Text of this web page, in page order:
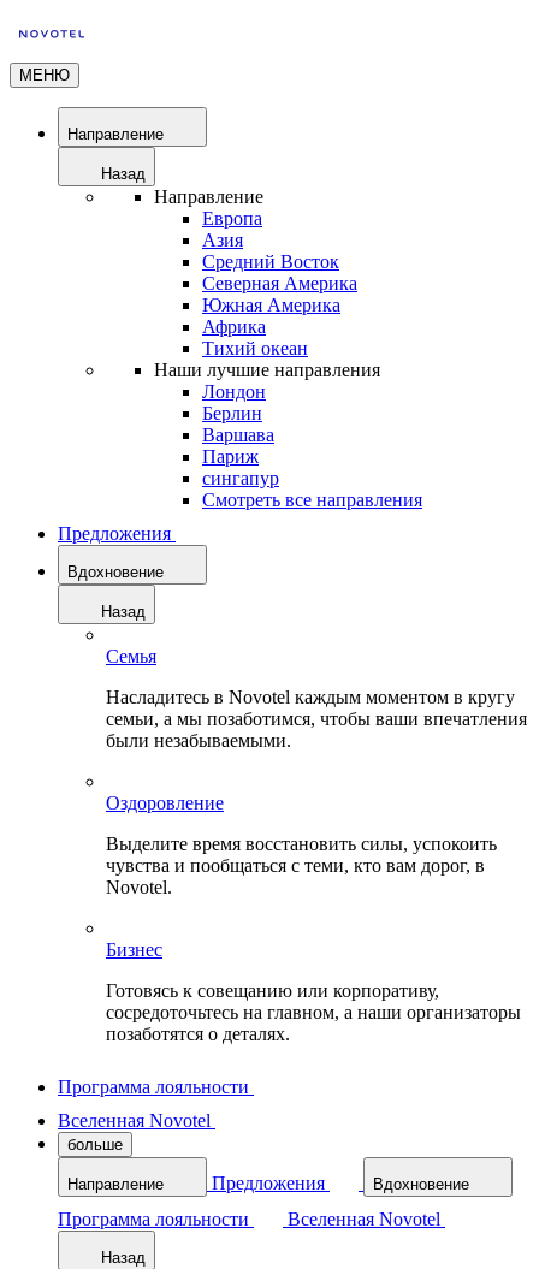
МЕНЮ
Направление
Назад
Направление
Европа
Азия
Средний Восток
Северная Америка
Южная Америка
Африка
Тихий океан
Наши лучшие направления
Лондон
Берлин
Варшава
Париж
сингапур
Смотреть все направления
Предложения
Вдохновение
Назад
Семья
Насладитесь в Novotel каждым моментом в кругу
семьи, а мы позаботимся, чтобы ваши впечатления
были незабываемыми.
Оздоровление
Выделите время восстановить силы, успокоить
чувства и пообщаться с теми, кто вам дорог, в
Novotel.
Бизнес
Готовясь к совещанию или корпоративу,
сосредоточьтесь на главном, а наши организаторы
позаботятся о деталях.
Программа лояльности
Вселенная Novotel
больше
Направление Предложения Вдохновение
Программа лояльности Вселенная Novotel
Назад